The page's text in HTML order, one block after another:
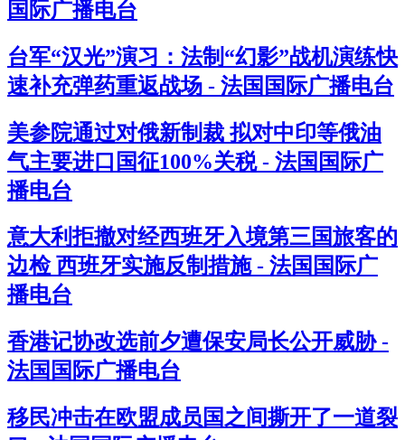
国际广播电台
台军“汉光”演习：法制“幻影”战机演练快
速补充弹药重返战场 - 法国国际广播电台
美参院通过对俄新制裁 拟对中印等俄油
气主要进口国征100%关税 - 法国国际广
播电台
意大利拒撤对经西班牙入境第三国旅客的
边检 西班牙实施反制措施 - 法国国际广
播电台
香港记协改选前夕遭保安局长公开威胁 -
法国国际广播电台
移民冲击在欧盟成员国之间撕开了一道裂